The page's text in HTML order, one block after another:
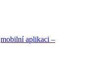
mobilní aplikaci –